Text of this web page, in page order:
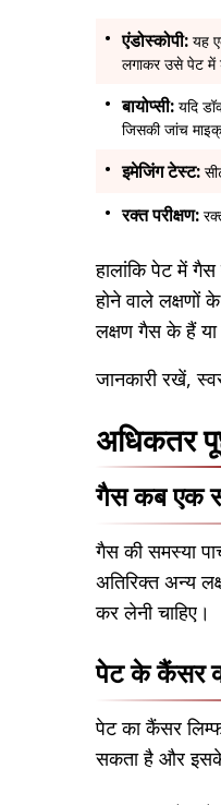
एंडोस्कोपी: यह
लगाकर उसे पेट में
बायोप्सी: यदि
जिसकी जांच
इमेजिंग टेस्ट:
रक्त परीक्षण:
हालांकि पेट में
होने वाले लक्षणों
लक्षण गैस के हैं
जानकारी रखें,
अधिकतर
गैस कब एक
गैस की समस्या
अतिरिक्त अन्य
कर लेनी चाहिए।
पेट के कैंसर
पेट का कैंसर
सकता है और